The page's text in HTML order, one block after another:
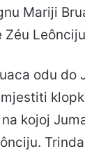
Mariji
odu do
kojoj